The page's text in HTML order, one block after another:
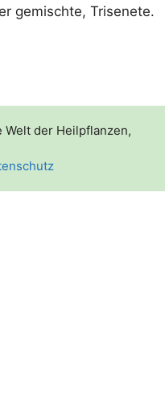
gemisch­te, Trisenete.
der Heilpflanzen,